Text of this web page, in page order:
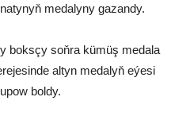
medalyny gazandy.
boksçy soňra kümüş medala
altyn medalyň eýesi
boldy.